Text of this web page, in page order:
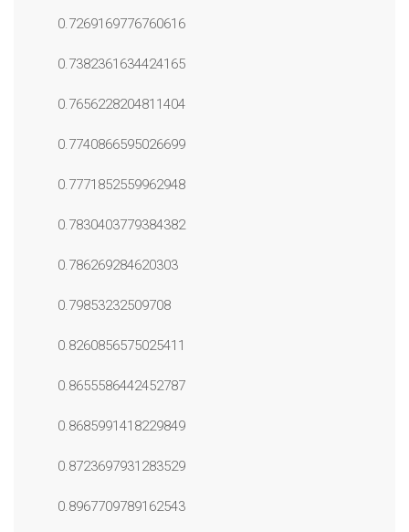
0.7269169776760616
0.7382361634424165
0.7656228204811404
0.7740866595026699
0.7771852559962948
0.7830403779384382
0.786269284620303
0.79853232509708
0.8260856575025411
0.8655586442452787
0.8685991418229849
0.8723697931283529
0.8967709789162543